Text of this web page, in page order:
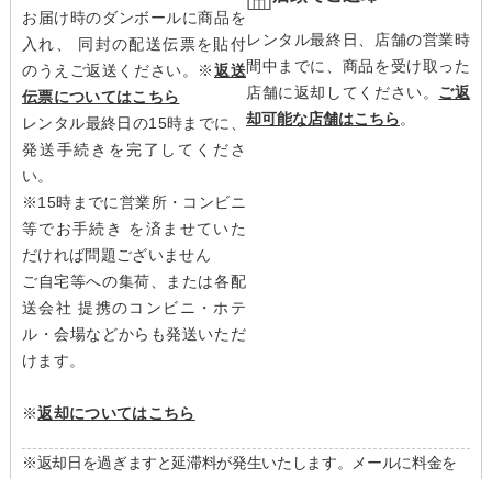
お届け時のダンボールに商品を
入れ、 同封の配送伝票を貼付
のうえご返送ください。 ※返送
伝票についてはこちら
レンタル最終日の15時までに、
発送手続きを完了してくださ
い。
※15時までに営業所・コンビニ
等でお手続き を済ませていた
だければ問題ございません
ご自宅等への集荷、または各配
送会社 提携のコンビニ・ホテ
ル・会場などからも発送いただ
けます。
※返却についてはこちら
レンタル最終日、店舗の営業時
間中までに、商品を受け取った
店舗に返却してください。 ご返
却可能な店舗はこちら。
※返却日を過ぎますと延滞料が発生いたします。メールに料金を